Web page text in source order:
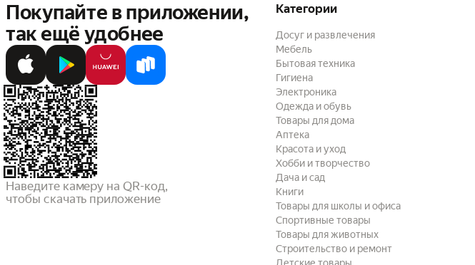
Покупайте в приложении,
так ещё удобнее
Наведите камеру на QR-код,
чтобы скачать приложение
Категории
Досуг и развлечения
Мебель
Бытовая техника
Гигиена
Электроника
Одежда и обувь
Товары для дома
Аптека
Красота и уход
Хобби и творчество
Дача и сад
Книги
Товары для школы и офиса
Спортивные товары
Товары для животных
Строительство и ремонт